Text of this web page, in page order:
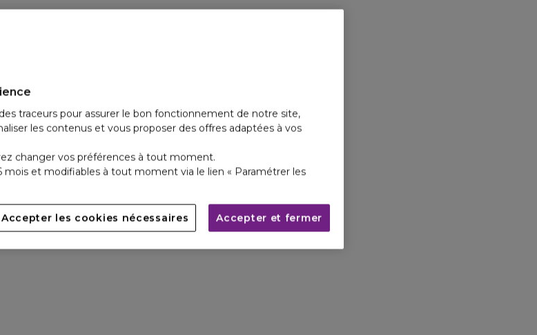
traceurs pour assurer le bon fonctionnement de notre site,
les contenus et vous proposer des offres adaptées à vos
changer vos préférences à tout moment.
mois et modifiables à tout moment via le lien « Paramétrer les
Accepter les cookies nécessaires Accepter et fermer